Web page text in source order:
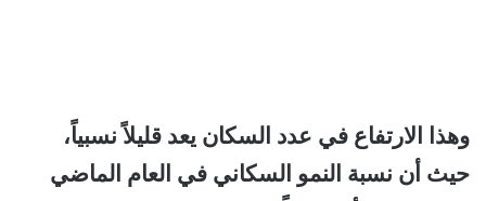
وهذا الارتفاع في عدد السكان يعد قليلاً نسبياً،
حيث أن نسبة النمو السكاني في العام الماضي